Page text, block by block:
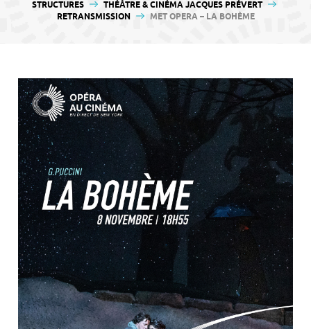
STRUCTURES
THÉÂTRE & CINÉMA JACQUES PRÉVERT
RETRANSMISSION
MET OPERA – LA BOHÈME